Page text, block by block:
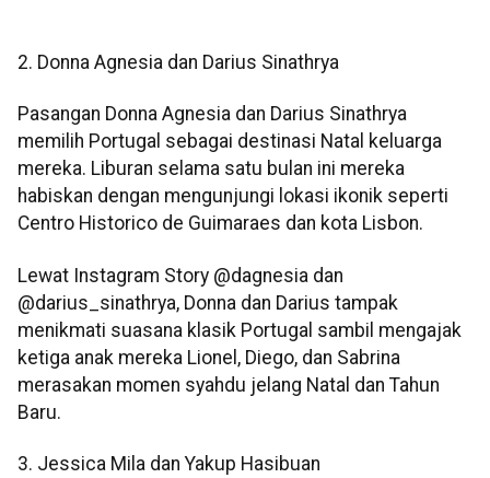
2. Donna Agnesia dan Darius Sinathrya
Pasangan Donna Agnesia dan Darius Sinathrya
memilih Portugal sebagai destinasi Natal keluarga
mereka. Liburan selama satu bulan ini mereka
habiskan dengan mengunjungi lokasi ikonik seperti
Centro Historico de Guimaraes dan kota Lisbon.
Lewat Instagram Story @dagnesia dan
@darius_sinathrya, Donna dan Darius tampak
menikmati suasana klasik Portugal sambil mengajak
ketiga anak mereka Lionel, Diego, dan Sabrina
merasakan momen syahdu jelang Natal dan Tahun
Baru.
3. Jessica Mila dan Yakup Hasibuan